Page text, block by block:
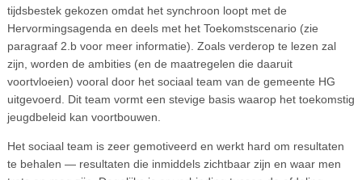
tijdsbestek gekozen omdat het synchroon loopt met de
Hervormingsagenda en deels met het Toekomstscenario (zie
paragraaf 2.b voor meer informatie). Zoals verderop te lezen zal
zijn, worden de ambities (en de maatregelen die daaruit
voortvloeien) vooral door het sociaal team van de gemeente HG
uitgevoerd. Dit team vormt een stevige basis waarop het toekomstig
jeugdbeleid kan voortbouwen.
Het sociaal team is zeer gemotiveerd en werkt hard om resultaten
te behalen — resultaten die inmiddels zichtbaar zijn en waar men